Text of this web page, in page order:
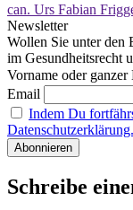
can. Urs Fabian
Newsletter
Wollen Sie unter den
im Gesundheitsrecht
Vorname oder ganzer
Email
Indem Du
Datenschutzerklärung.
Schreibe